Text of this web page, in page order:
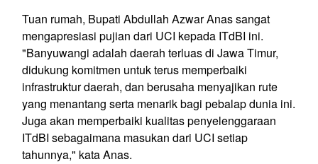
Tuan rumah, Bupati Abdullah Azwar Anas sangat
mengapresiasi pujian dari UCI kepada ITdBI ini.
"Banyuwangi adalah daerah terluas di Jawa Timur,
didukung komitmen untuk terus memperbaiki
infrastruktur daerah, dan berusaha menyajikan rute
yang menantang serta menarik bagi pebalap dunia ini.
Juga akan memperbaiki kualitas penyelenggaraan
ITdBI sebagaimana masukan dari UCI setiap
tahunnya," kata Anas.